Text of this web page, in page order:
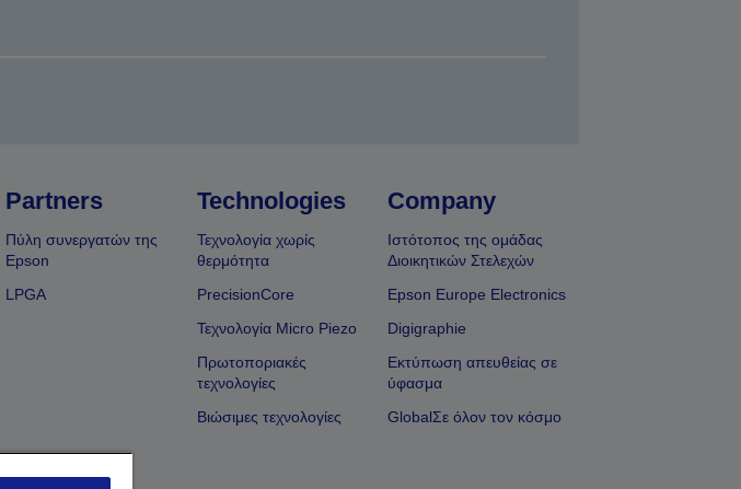
Partners
Πύλη συνεργατών της
Epson
LPGA
Technologies
Τεχνολογία χωρίς
θερμότητα
PrecisionCore
Τεχνολογία Micro Piezo
Πρωτοποριακές
τεχνολογίες
Βιώσιμες τεχνολογίες
Company
Ιστότοπος της ομάδας
Διοικητικών Στελεχών
Epson Europe Electronics
Digigraphie
Εκτύπωση απευθείας σε
ύφασμα
GlobalΣε όλον τον κόσμο